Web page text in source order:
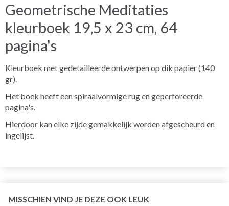
Geometrische Meditaties
kleurboek 19,5 x 23 cm, 64
pagina's
Kleurboek met gedetailleerde ontwerpen op dik papier (140
gr).
Het boek heeft een spiraalvormige rug en geperforeerde
pagina's.
Hierdoor kan elke zijde gemakkelijk worden afgescheurd en
ingelijst.
MISSCHIEN VIND JE DEZE OOK LEUK